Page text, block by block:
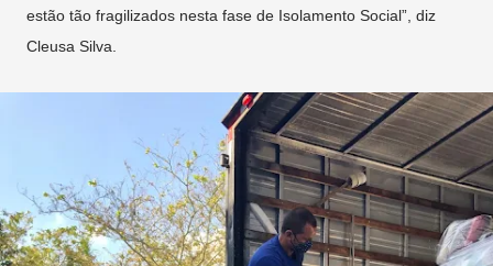
estão tão fragilizados nesta fase de Isolamento Social”, diz
Cleusa Silva.